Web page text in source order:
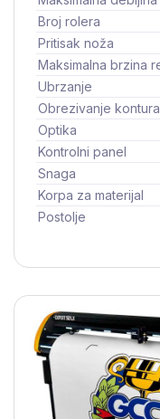
Broj rolera
Pritisak noža
Maksimalna brzina
Ubrzanje
Obrezivanje kontura
Optika
Kontrolni panel
Snaga
Korpa za materijal
Postolje